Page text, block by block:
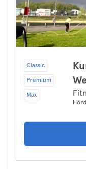
Classic
Premium
Max